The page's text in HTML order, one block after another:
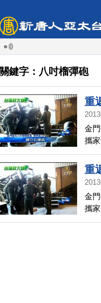
關鍵字：八吋榴彈砲
重
金
攜
山
歷
重
金
攜
山
歷